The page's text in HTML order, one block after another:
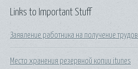
Links to Important Stuff
Заявление работника на получение
Место хранения резервной копии itunes